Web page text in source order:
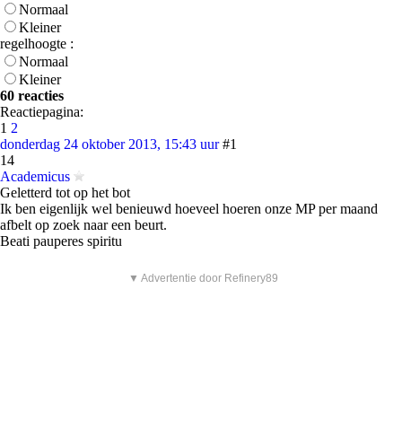
Normaal
Kleiner
regelhoogte :
Normaal
Kleiner
60 reacties
Reactiepagina:
1 2
donderdag 24 oktober 2013, 15:43 uur #1
14
Academicus
Geletterd tot op het bot
Ik ben eigenlijk wel benieuwd hoeveel hoeren onze MP per maand
afbelt op zoek naar een beurt.
Beati pauperes spiritu
▼ Advertentie door Refinery89